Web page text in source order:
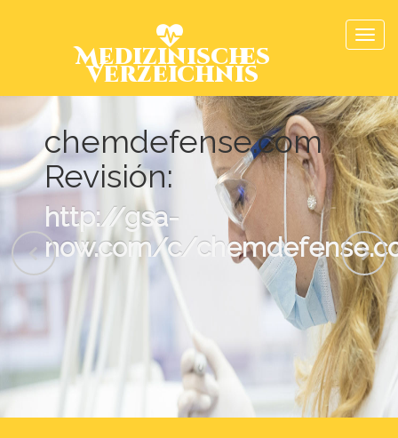
Medizinisches
Verzeichnis
chemdefense.com
Revisión:
http://gsa-
now.com/c/